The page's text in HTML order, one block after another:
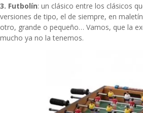
3. Futbolín: un clásico entre los clásicos
versiones de tipo, el de siempre, en
otro, grande o pequeño… Vamos, que la
mucho ya no la tenemos.